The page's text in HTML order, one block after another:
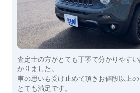
査定士の方がとても丁寧で分かりやす
かりました。
車の思いも受け止めて頂きお値段以上
とても満足です。